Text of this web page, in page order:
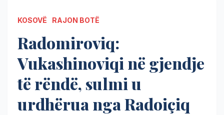
KOSOVË RAJON BOTË
Radomiroviq:
Vukashinoviqi në gjendje
të rëndë, sulmi u
urdhërua nga Radoiçiq